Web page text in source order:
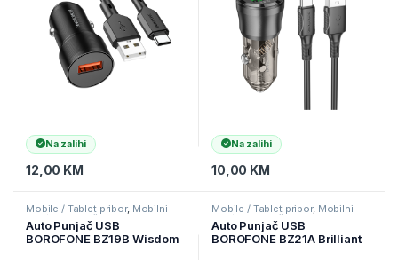
Na zalihi
12,00 KM
Na zalihi
10,00 KM
Mobile / Tablet pribor, Mobilni
Punjači
Auto Punjač USB
BOROFONE BZ19B Wisdom
Mobile / Tablet pribor, Mobilni
Punjači
Auto Punjač USB
BOROFONE BZ21A Brilliant